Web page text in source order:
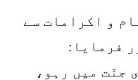
و اکرامات سے
فرمایا:
جنّت میں رہو،